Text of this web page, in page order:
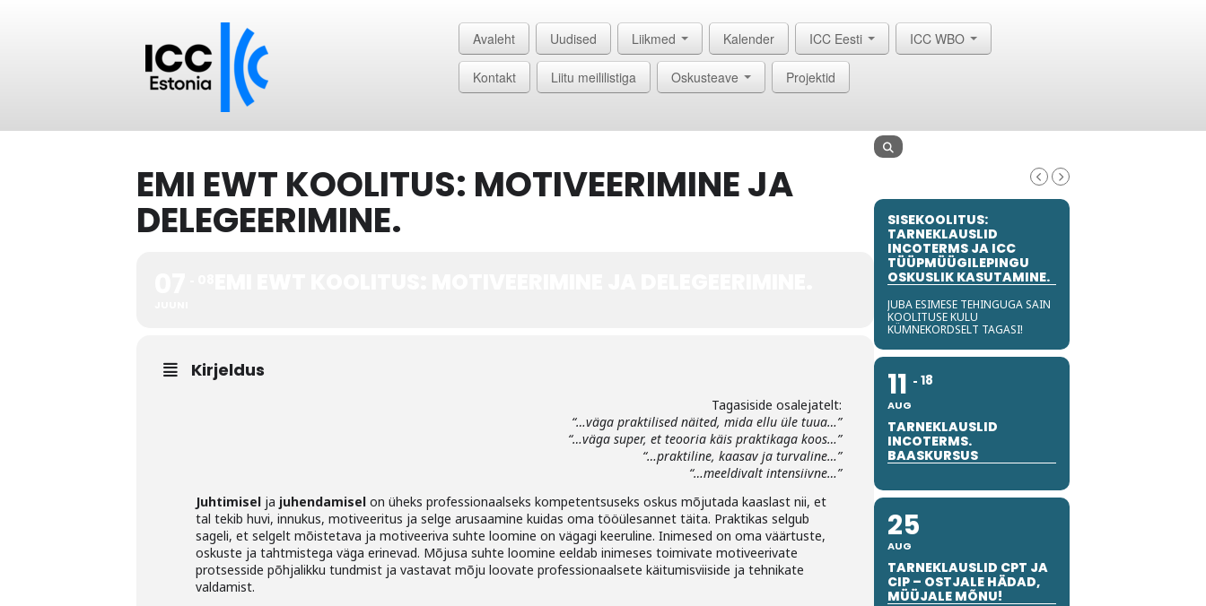
Avaleht Uudised Liikmed Kalender ICC Eesti ICC WBO
Kontakt Liitu meililistiga Oskusteave Projektid
EMI EWT KOOLITUS: MOTIVEERIMINE JA
DELEGEERIMINE.
Kirjeldus
Tagasiside osalejatelt:
“…väga praktilised näited, mida ellu üle tuua…”
“…väga super, et teooria käis praktikaga koos…”
“…praktiline, kaasav ja turvaline…”
“…meeldivalt intensiivne…”
Juhtimisel ja juhendamisel on üheks professionaalseks kompetentsuseks oskus mõjutada kaaslast nii, et
tal tekib huvi, innukus, motiveeritus ja selge arusaamine kuidas oma tööülesannet täita. Praktikas selgub
sageli, et selgelt mõistetava ja motiveeriva suhte loomine on vägagi keeruline. Inimesed on oma väärtuste,
oskuste ja tahtmistega väga erinevad. Mõjusa suhte loomine eeldab inimeses toimivate motiveerivate
protsesside põhjalikku tundmist ja vastavat mõju loovate professionaalsete käitumisviiside ja tehnikate
valdamist.
SISEKOOLITUS:
TARNEKLAUSLID
INCOTERMS JA ICC
TÜÜPMÜÜGILEPINGU
OSKUSLIK KASUTAMINE.
JUBA ESIMESE TEHINGUGA SAIN
KOOLITUSE KULU
KÜMNEKORDSELT TAGASI!
11
AUG
18
TARNEKLAUSLID
INCOTERMS.
BAASKURSUS
25
AUG
TARNEKLAUSLID CPT JA
CIP – OSTJALE HÄDAD,
MÜÜJALE MÕNU!